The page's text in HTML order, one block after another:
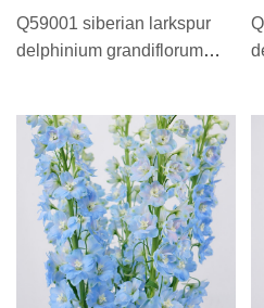
Q59001 siberian larkspur
delphinium grandiflorum